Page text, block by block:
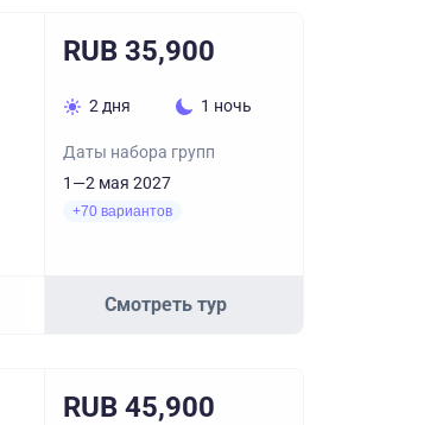
RUB 35,900
2 дня 1 ночь
Даты набора групп
1—2 мая 2027
+70 вариантов
Смотреть тур
RUB 45,900